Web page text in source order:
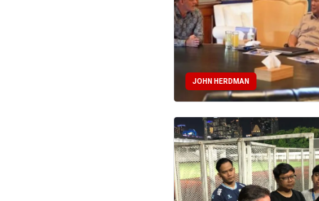
JOHN HERDMAN